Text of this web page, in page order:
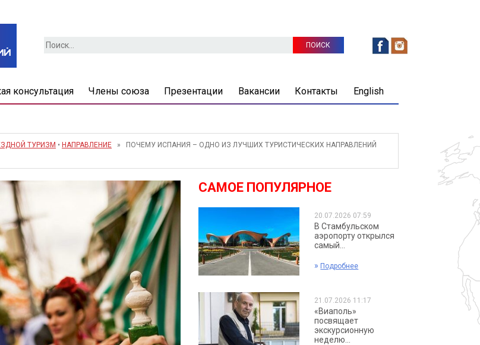
Найти:
консультация Члены союза Презентации Вакансии Контакты English
ТУРИЗМ • НАПРАВЛЕНИЕ » ПОЧЕМУ ИСПАНИЯ – ОДНО ИЗ ЛУЧШИХ ТУРИСТИЧЕСКИХ НАПРАВЛЕНИЙ
САМОЕ ПОПУЛЯРНОЕ
20.07.2026 07:59
В Стамбульском
аэропорту открылся
самый...
» Подробнее
21.07.2026 11:17
«Виаполь»
посвящает
экскурсионную
неделю...